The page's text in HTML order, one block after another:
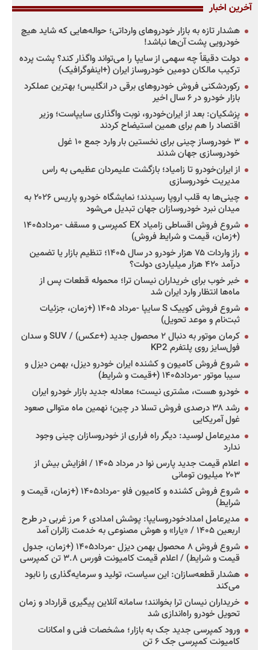
آخرین اخبار
هشدار تازه به بازار خودروهای وارداتی؛ حواله‌هایی که شاید هیچ
خودرویی پشت آن‌ها نباشد!
دولت دقیقاً چه سهمی از سایپا را می‌تواند واگذار کند؟ پشت پرده
ترکیب مالکان دومین خودروساز ایران (+اینفوگرافیک)
رکوردشکنی فروش خودروهای برقی در انگلیس؛ بهترین عملکرد
بازار خودرو در ۶ سال اخیر
پزشکیان: بعد از ایران‌خودرو، نوبت واگذاری سایپاست؛ وزیر
اقتصاد را هم برای همین استیضاح کردند
۳ خودروساز چینی برای نخستین بار وارد جمع ۱۰ غول
خودروسازی جهان شدند
از ایران‌خودرو تا زامیاد؛ بازگشت علیمردان عظیمی به راس
مدیریت خودروسازی
چینی‌ها به قلب اروپا رسیدند؛ نمایشگاه خودرو پاریس ۲۰۲۶ به
میدان نبرد خودروسازان جهان تبدیل می‌شود
شروع فروش اقساطی زامیاد EX کمپرسی و مسقف -مرداد۱۴۰۵
(+زمان، قیمت و شرایط فروش)
راز واردات ۷۵ هزار خودرو در سال ۱۴۰۵؛ تنظیم بازار یا تضمین
درآمد ۴۲۰ هزار میلیاردی دولت؟
خبر خوب برای خریداران نیسان ترا؛ محموله قطعات پس از
ماه‌ها انتظار وارد ایران شد
شروع فروش کوییک S سایپا -مرداد ۱۴۰۵ (+زمان، جزئیات
ثبت‌نام و موعد تحویل)
کرمان موتور به دنبال ۲ محصول جدید (+عکس) / SUV و سدان
فول‌سایز روی پلتفرم KP2
شروع فروش کامیون و کشنده ایران خودرو دیزل، بهمن دیزل و
سیبا موتور -مرداد۱۴۰۵ (+قیمت و شرایط)
خودرو هست، مشتری نیست؛ معادله جدید بازار خودرو ایران
رشد ۳۸ درصدی فروش تسلا در چین؛ نهمین ماه متوالی صعود
غول آمریکایی
مدیرعامل لوسید: دیگر راه فراری از خودروسازان چینی وجود
ندارد
اعلام قیمت جدید پارس نوا در مرداد ۱۴۰۵ / افزایش بیش از
۲۰۳ میلیون تومانی
شروع فروش کشنده و کامیون فاو -مرداد۱۴۰۵ (+زمان، قیمت و
شرایط)
مدیرعامل امدادخودروسایپا: پوشش امدادی ۶ مرز غربی در طرح
اربعین ۱۴۰۵ / «یارا» و هوش مصنوعی به خدمت زائران آمد
شروع فروش ۸ محصول بهمن دیزل -مرداد۱۴۰۵ (+زمان، جدول
قیمت و شرایط) / اعلام قیمت کامیونت فورس ۳.۸ تن کمپرسی
هشدار قطعه‌سازان: این سیاست، تولید و سرمایه‌گذاری را نابود
می‌کند
خریداران نیسان ترا بخوانند؛ سامانه آنلاین پیگیری قرارداد و زمان
تحویل خودرو راه‌اندازی شد
ورود کمپرسی جدید جک به بازار؛ مشخصات فنی و امکانات
کامیونت کمپرسی جک ۶ تن